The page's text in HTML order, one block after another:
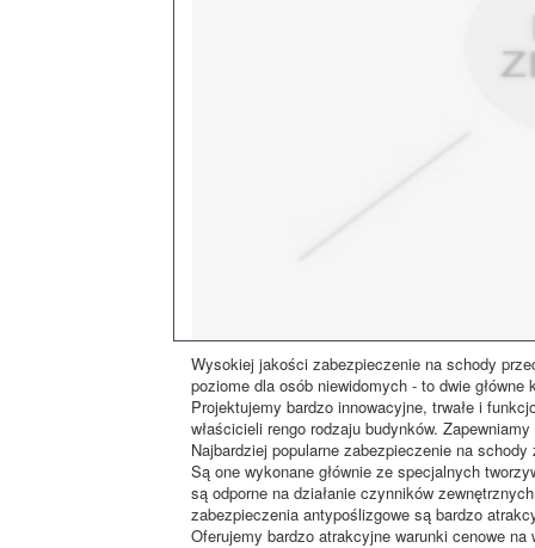
Wysokiej jakości zabezpieczenie na schody
poziome dla osób niewidomych - to dwie
Projektujemy bardzo innowacyjne, trwałe i
właścicieli rengo rodzaju budynków.
Najbardziej popularne zabezpieczenie na
Są one wykonane głównie ze specjalnych
są odporne na działanie czynników
zabezpieczenia antypoślizgowe są bardzo
Oferujemy bardzo atrakcyjne warunki cenowe